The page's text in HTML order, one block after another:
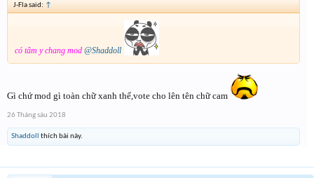
J-Fla said: ↑
có tâm y chang mod @Shaddoll
Gì chứ mod gì toàn chữ xanh thế,vote cho lên tên chữ cam
26 Tháng sáu 2018
Shaddoll thích bài này.